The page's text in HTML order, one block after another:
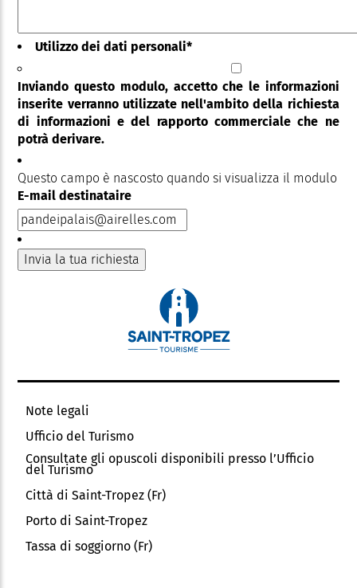
Utilizzo dei dati personali*
Inviando questo modulo, accetto che le informazioni
inserite verranno utilizzate nell'ambito della richiesta
di informazioni e del rapporto commerciale che ne
potrà derivare.
Questo campo è nascosto quando si visualizza il modulo
E-mail destinataire
Note legali
Ufficio del Turismo
Consultate gli opuscoli disponibili presso l’Ufficio
del Turismo
Città di Saint-Tropez (Fr)
Porto di Saint-Tropez
Tassa di soggiorno (Fr)